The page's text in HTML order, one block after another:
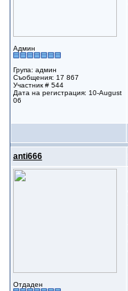
Админ
Група: админ
Съобщения: 17 867
Участник # 544
Дата на регистрация: 10-August
06
anti666
Отдаден